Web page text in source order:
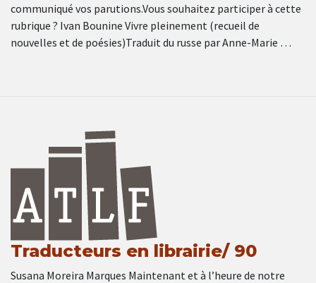
communiqué vos parutions.Vous souhaitez participer à cette
rubrique ? Ivan Bounine Vivre pleinement (recueil de
nouvelles et de poésies)Traduit du russe par Anne-Marie …
Traducteurs en librairie/ 90
Susana Moreira Marques Maintenant et à l’heure de notre